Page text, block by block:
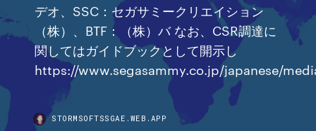
デオ、SSC：セガサミークリエイション
（株）、BTF：（株）バ なお、CSR調達に
関してはガイドブックとして開示し
https://www.segasammy.co.jp/japanese/
STORMSOFTSSGAE.WEB.APP